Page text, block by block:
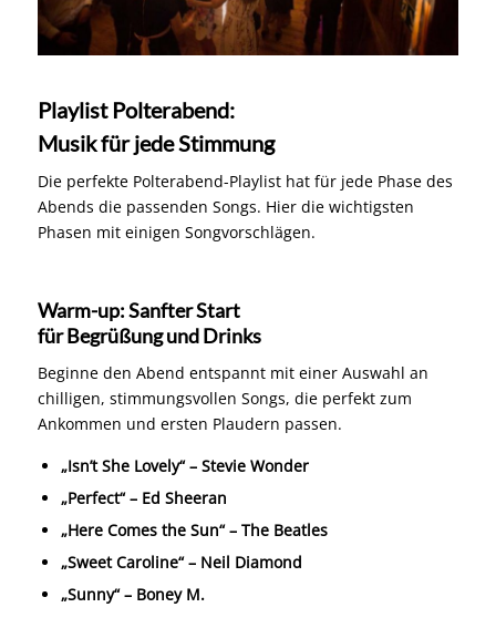
Playlist Polterabend:
Musik für jede Stimmung
Die perfekte Polterabend-Playlist hat für jede Phase des
Abends die passenden Songs. Hier die wichtigsten
Phasen mit einigen Songvorschlägen.
Warm-up: Sanfter Start
für Begrüßung und Drinks
Beginne den Abend entspannt mit einer Auswahl an
chilligen, stimmungsvollen Songs, die perfekt zum
Ankommen und ersten Plaudern passen.
„Isn’t She Lovely“ – Stevie Wonder
„Perfect“ – Ed Sheeran
„Here Comes the Sun“ – The Beatles
„Sweet Caroline“ – Neil Diamond
„Sunny“ – Boney M.